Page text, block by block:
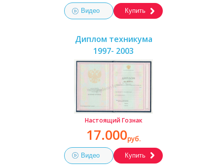
Видео Купить
Диплом техникума
1997- 2003
Настоящий Гознак
17.000руб.
Видео Купить